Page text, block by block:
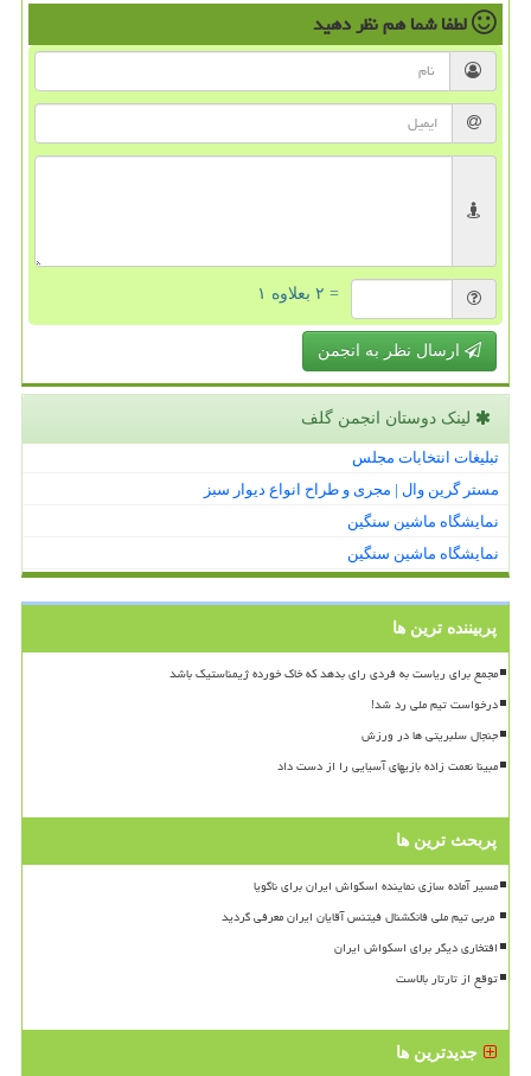
لطفا شما همنظر دهید
= ۲ بعلاوه ۱
ارسال نظر به انجمن
لینک دوستان انجمن گلف
تبلیغات انتخابات مجلس
مستر گرین وال | مجری و طراح انواع دیوار سبز
نمایشگاه ماشین سنگین
نمایشگاه ماشین سنگین
پربیننده ترین ها
مجمع برای ریاست به فردی رای بدهد که خاک خورده ژیمناستیک باشد
درخواست تیم ملی رد شد!
جنجال سلبریتی ها در ورزش
مبینا نعمت زاده بازیهای آسیایی را از دست داد
پربحث ترین ها
مسیر آماده سازی نماینده اسکواش ایران برای ناگویا
افتخاری دیگر برای اسکواش ایران
توقع از تارتار بالاست
جدیدترین ها